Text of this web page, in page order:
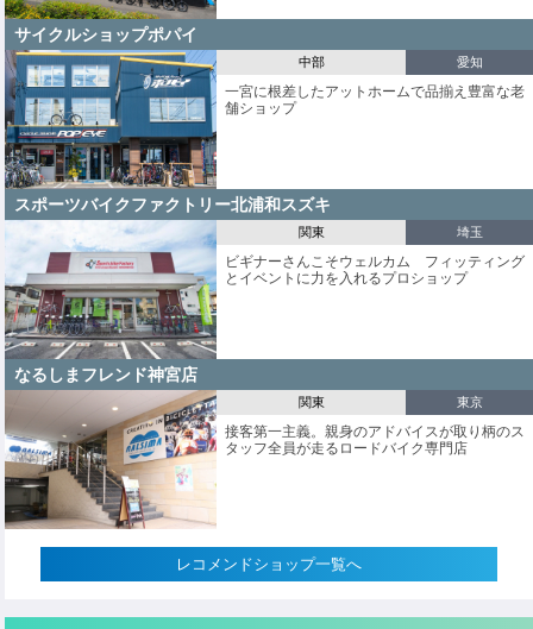
サイクルショップポパイ
中部 愛知
一宮に根差したアットホームで品揃え豊富な老
舗ショップ
スポーツバイクファクトリー北浦和スズキ
関東 埼玉
ビギナーさんこそウェルカム フィッティング
とイベントに力を入れるプロショップ
なるしまフレンド神宮店
関東 東京
接客第一主義。親身のアドバイスが取り柄のス
タッフ全員が走るロードバイク専門店
レコメンドショップ一覧へ